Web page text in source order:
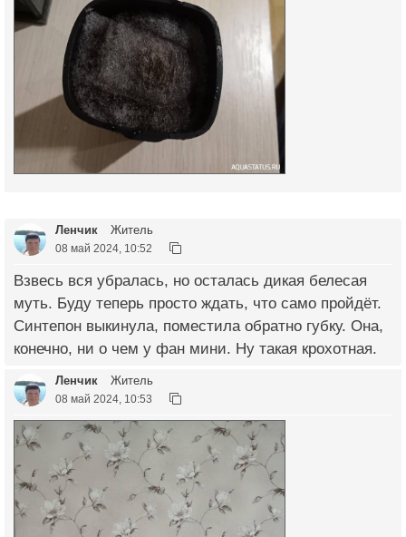
Ленчик Житель
08 май 2024, 10:52
Взвесь вся убралась, но осталась дикая белесая
муть. Буду теперь просто ждать, что само пройдёт.
Синтепон выкинула, поместила обратно губку. Она,
конечно, ни о чем у фан мини. Ну такая крохотная.
Ленчик Житель
08 май 2024, 10:53